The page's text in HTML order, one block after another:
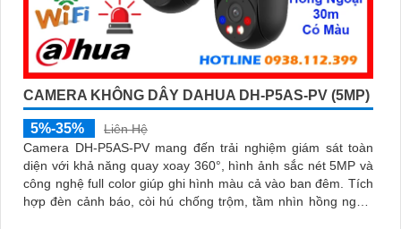
CAMERA KHÔNG DÂY DAHUA DH-P5AS-PV (5MP)
5%-35%
Liên Hệ
Camera DH-P5AS-PV mang đến trải nghiệm giám sát toàn
diện với khả năng quay xoay 360°, hình ảnh sắc nét 5MP và
công nghệ full color giúp ghi hình màu cả vào ban đêm. Tích
hợp đèn cảnh báo, còi hú chống trộm, tầm nhìn hồng ngoại